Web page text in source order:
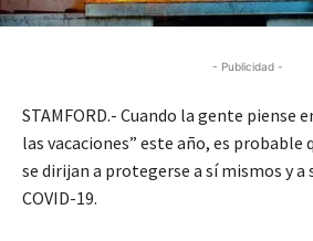
- Publicidad -
STAMFORD.- Cuando la gente piense
las vacaciones” este año, es probable
se dirijan a protegerse a sí mismos y a
COVID-19.